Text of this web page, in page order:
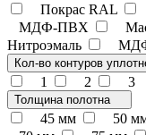
Покрас RAL
МДФ-ПВХ
Нитроэмаль
Кол-во контуров
1 2 3
Толщина полотна
45 мм 50